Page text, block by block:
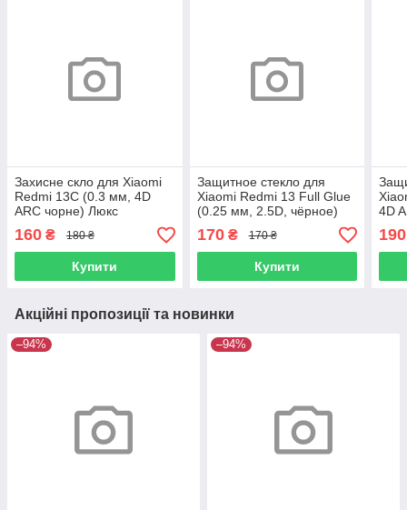
Захисне скло для Xiaomi
Redmi 13C (0.3 мм, 4D
ARC чорне) Люкс
160 ₴ 180 ₴
Купити
Защитное стекло для
Xiaomi Redmi 13 Full Glue
(0.25 мм, 2.5D, чёрное)
170₴ 170 ₴
Купити
4D
190
Акційні пропозиції та новинки
–94% –94%